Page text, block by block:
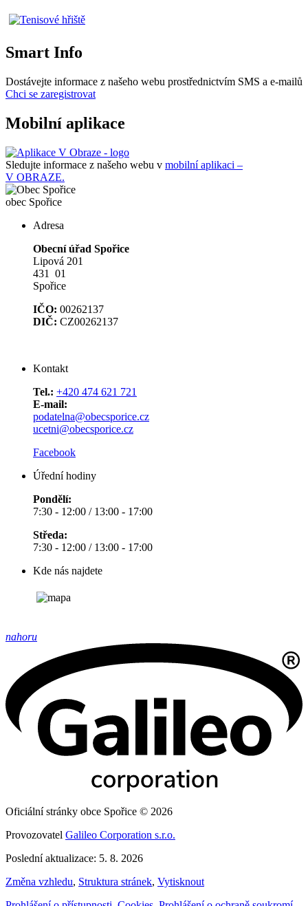
Smart Info
Dostávejte informace z našeho webu prostřednictvím SMS a e-mailů
Chci se zaregistrovat
Mobilní aplikace
Sledujte informace z našeho webu v mobilní aplikaci –
V OBRAZE.
obec Spořice
Adresa
Obecní úřad Spořice
Lipová 201
431 01
Spořice
IČO: 00262137
DIČ: CZ00262137
Kontakt
Tel.: +420 474 621 721
E-mail:
podatelna@obecsporice.cz
ucetni@obecsporice.cz
Facebook
Úřední hodiny
Pondělí:
7:30 - 12:00 / 13:00 - 17:00
Středa:
7:30 - 12:00 / 13:00 - 17:00
Kde nás najdete
nahoru
Oficiální stránky obce Spořice © 2026
Provozovatel Galileo Corporation s.r.o.
Poslední aktualizace: 5. 8. 2026
Změna vzhledu, Struktura stránek, Vytisknout